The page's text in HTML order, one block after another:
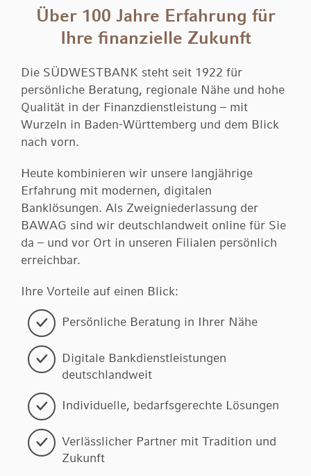
Über 100 Jahre Erfahrung für
Ihre finanzielle Zukunft
Die SÜDWESTBANK steht seit 1922 für
persönliche Beratung, regionale Nähe und hohe
Qualität in der Finanzdienstleistung – mit
Wurzeln in Baden-Württemberg und dem Blick
nach vorn.
Heute kombinieren wir unsere langjährige
Erfahrung mit modernen, digitalen
Banklösungen. Als Zweigniederlassung der
BAWAG sind wir deutschlandweit online für Sie
da – und vor Ort in unseren Filialen persönlich
erreichbar.
Ihre Vorteile auf einen Blick:
Persönliche Beratung in Ihrer Nähe
Digitale Bankdienstleistungen
deutschlandweit
Individuelle, bedarfsgerechte Lösungen
Verlässlicher Partner mit Tradition und
Zukunft